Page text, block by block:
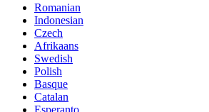
Romanian
Indonesian
Czech
Afrikaans
Swedish
Polish
Basque
Catalan